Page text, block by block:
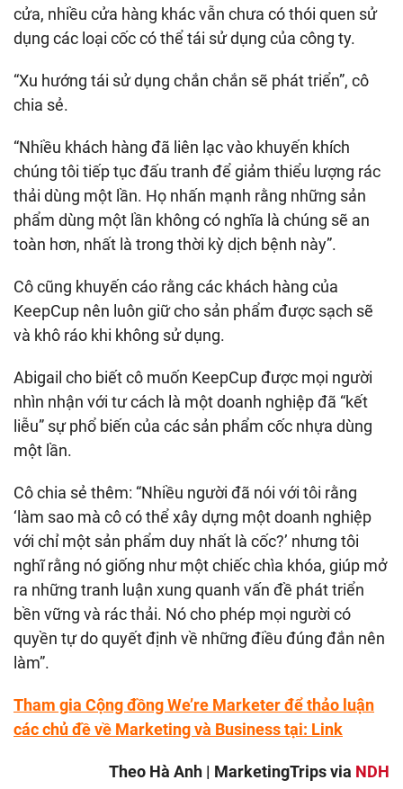
cửa, nhiều cửa hàng khác vẫn chưa có thói quen sử
dụng các loại cốc có thể tái sử dụng của công ty.
“Xu hướng tái sử dụng chắn chắn sẽ phát triển”, cô
chia sẻ.
“Nhiều khách hàng đã liên lạc vào khuyến khích
chúng tôi tiếp tục đấu tranh để giảm thiểu lượng rác
thải dùng một lần. Họ nhấn mạnh rằng những sản
phẩm dùng một lần không có nghĩa là chúng sẽ an
toàn hơn, nhất là trong thời kỳ dịch bệnh này”.
Cô cũng khuyến cáo rằng các khách hàng của
KeepCup nên luôn giữ cho sản phẩm được sạch sẽ
và khô ráo khi không sử dụng.
Abigail cho biết cô muốn KeepCup được mọi người
nhìn nhận với tư cách là một doanh nghiệp đã “kết
liễu” sự phổ biến của các sản phẩm cốc nhựa dùng
một lần.
Cô chia sẻ thêm: “Nhiều người đã nói với tôi rằng
‘làm sao mà cô có thể xây dựng một doanh nghiệp
với chỉ một sản phẩm duy nhất là cốc?’ nhưng tôi
nghĩ rằng nó giống như một chiếc chìa khóa, giúp mở
ra những tranh luận xung quanh vấn đề phát triển
bền vững và rác thải. Nó cho phép mọi người có
quyền tự do quyết định về những điều đúng đắn nên
làm”.
Tham gia Cộng đồng We’re Marketer để thảo luận
các chủ đề về Marketing và Business tại: Link
Theo Hà Anh | MarketingTrips via NDH